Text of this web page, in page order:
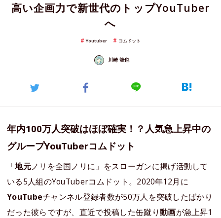
高い企画力で新世代のトップYouTuber
へ
Youtuber コムドット
川崎 龍也
年内100万人突破はほぼ確実！？人気急上昇中の
グループYouTuberコムドット
「地元ノリを全国ノリに」をスローガンに掲げ活動して
いる5人組のYouTuberコムドット。2020年12月に
YouTubeチャンネル登録者数が50万人を突破したばかり
だった彼らですが、直近で投稿した缶蹴り動画が急上昇1